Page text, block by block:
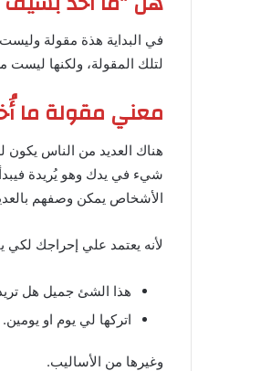
في البداية هذة مقولة
لتلك المقولة، ولكنها ليست
معني مقولة ما
هناك العديد من الناس يكون
شيء في يدك وهو يُريدة
الأشخاص يمكن وصفهم
لأنه يعتمد علي إحراجك لكي
هذا الشئ جميل هل
اتركها لي يوم او يومين.
وغيرها من الأساليب.